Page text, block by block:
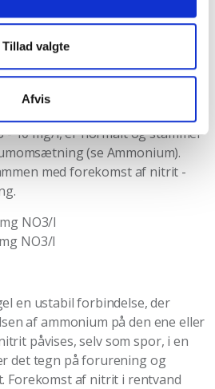
Tillad valgte
Afvis
i drikkevand kan være
for spædbørn, idet nitrat i
kan bevirke, at ilttilførslen via
og børnene bliver
- 10 mg/l, er normalt og stammer
(se Ammonium).
med forekomst af nitrit -
NO3/l
NO3/l
en ustabil forbindelse, der
af ammonium på den ene eller
påvises, selv som spor, i en
det tegn på forurening og
Forekomst af nitrit i rentvand